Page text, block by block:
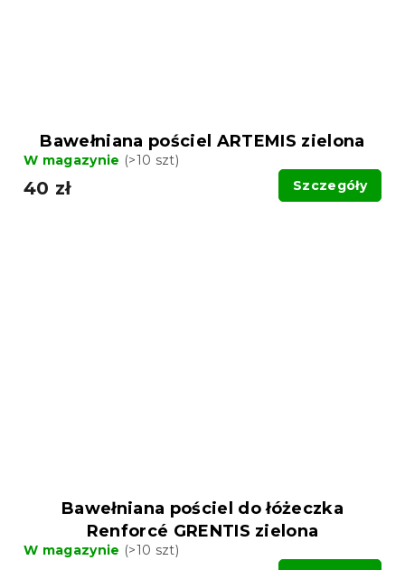
Bawełniana pościel ARTEMIS zielona
W magazynie (>10 szt)
40 zł Szczegóły
Bawełniana pościel do łóżeczka
Renforcé GRENTIS zielona
W magazynie (>10 szt)